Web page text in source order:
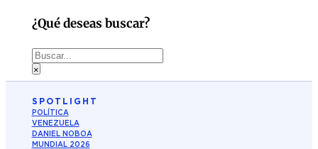
¿Qué deseas buscar?
Buscar
×
SPOTLIGHT
POLÍTICA
VENEZUELA
DANIEL NOBOA
MUNDIAL 2026